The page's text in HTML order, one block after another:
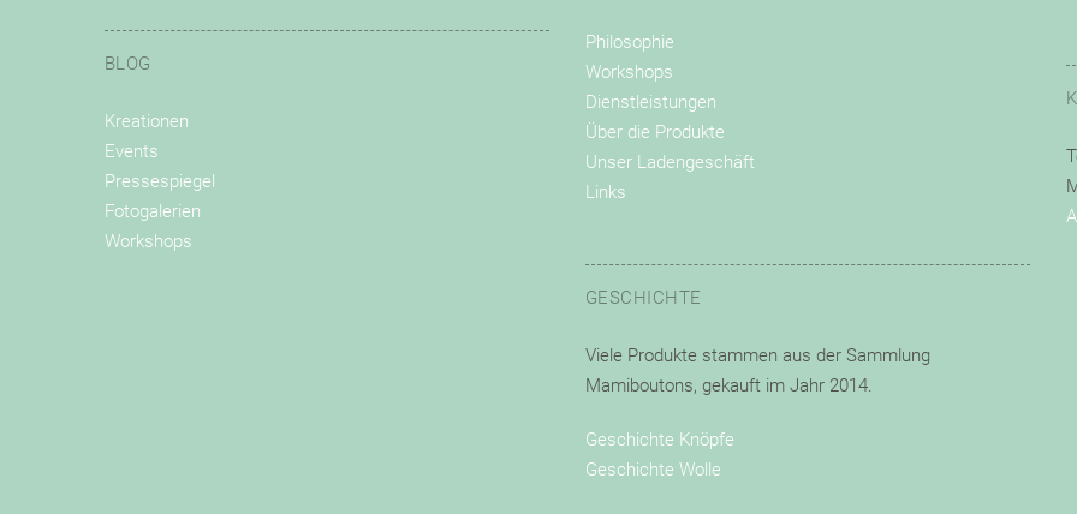
BLOG
Kreationen
Events
Pressespiegel
Fotogalerien
Workshops
Philosophie
Workshops
Dienstleistungen
Über die Produkte
Unser Ladengeschäft
Links
GESCHICHTE
Viele Produkte stammen aus der Sammlung
Mamiboutons, gekauft im Jahr 2014.
Geschichte Knöpfe
Geschichte Wolle